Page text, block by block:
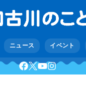
ニュース イベント